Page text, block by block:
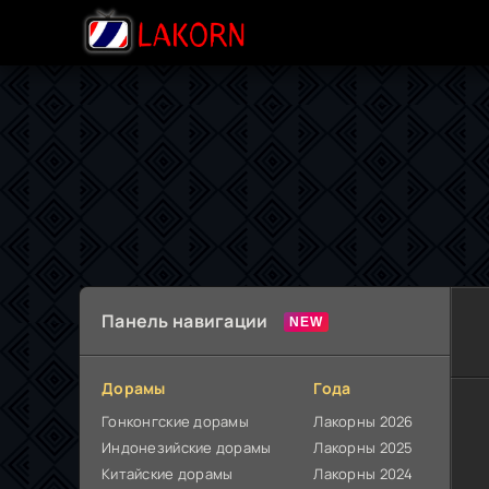
Панель навигации
Дорамы
Гонконгские дорамы
Индонезийские дорамы
Китайские дорамы
Года
Лакорны 2026
Лакорны 2025
Лакорны 2024